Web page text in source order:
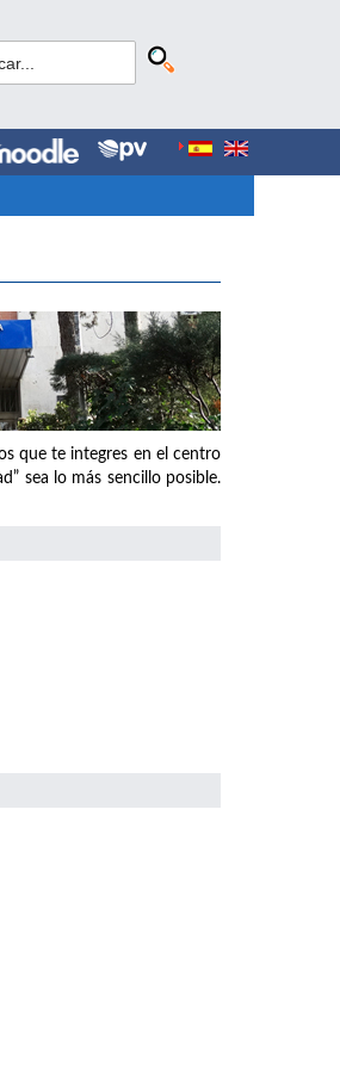
que te integres en el centro
sea lo más sencillo posible.